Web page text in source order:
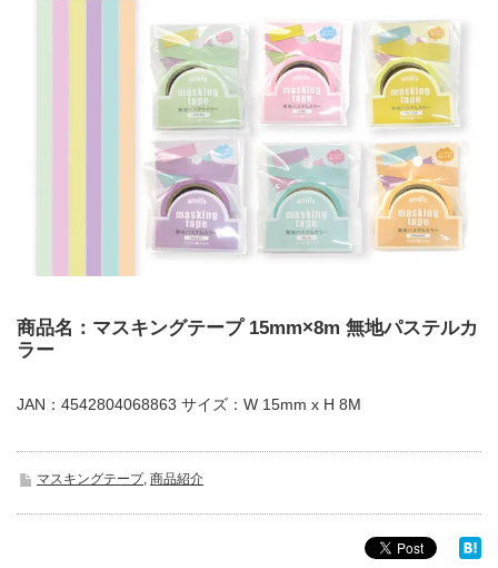
商品名：マスキングテープ 15mm×8m 無地パステルカ
ラー
JAN：4542804068863 サイズ：W 15mm x H 8M
マスキングテープ, 商品紹介